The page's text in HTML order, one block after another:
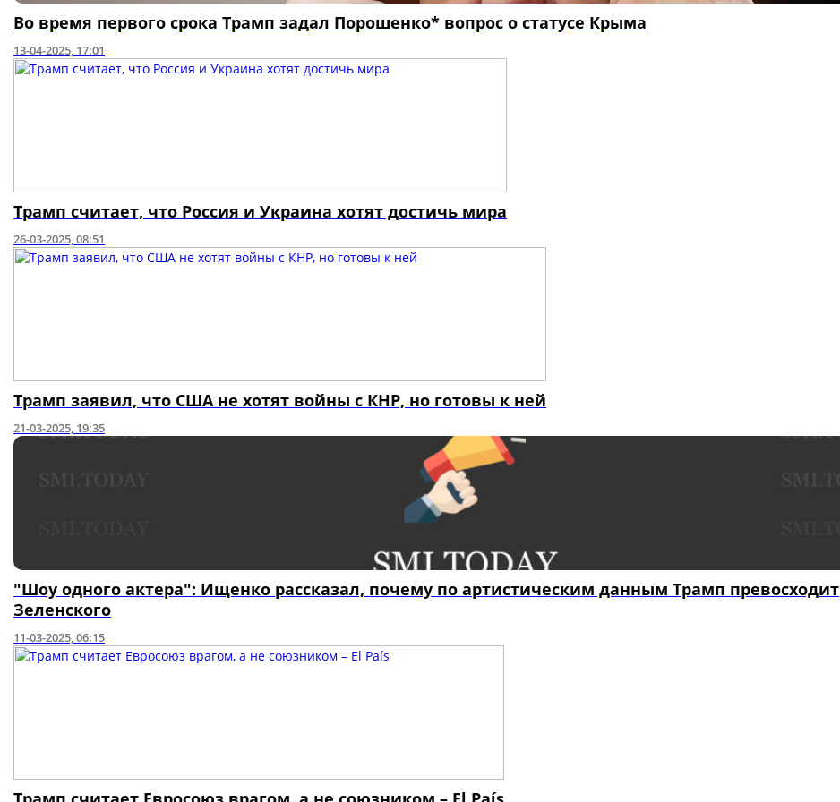
Во время первого срока Трамп задал Порошенко* вопрос о статусе Крыма
13-04-2025, 17:01
Трамп считает, что Россия и Украина хотят достичь мира
26-03-2025, 08:51
Трамп заявил, что США не хотят войны с КНР, но готовы к ней
21-03-2025, 19:35
"Шоу одного актера": Ищенко рассказал, почему по артистическим данным Трамп превосходит
Зеленского
11-03-2025, 06:15